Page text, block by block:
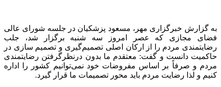
به گزارش خبرگزاری مهر، مسعود پزشکیان در جلسه شورای عالی
فضای مجازی که عصر امروز سه شنبه برگزار شد، جلب
رضایتمندی مردم را از ارکان اصلی تصمیم‌گیری و تصمیم سازی در
حاکمیت دانست و گفت: معتقدم ما بدون درنظرگرفتن رضایتمندی
مردم و صرفاً بر اساس مفروضات خود نمی‌توانیم کشور را اداره
کنیم و لذا رضایت مردم باید محور تصمیمات ما قرار گیرد.